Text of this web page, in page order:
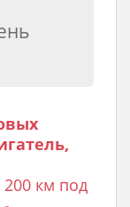
км под